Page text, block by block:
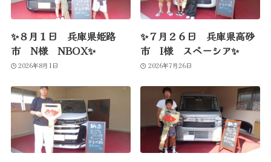
✨８月１日 兵庫県姫路
市 N様 NBOX✨
2026年8月1日
✨７月２６日 兵庫県高砂
市 I様 スペーシア✨
2026年7月26日